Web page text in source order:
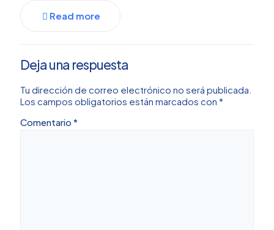
Read more
Deja una respuesta
Tu dirección de correo electrónico no será publicada.
Los campos obligatorios están marcados con *
Comentario *